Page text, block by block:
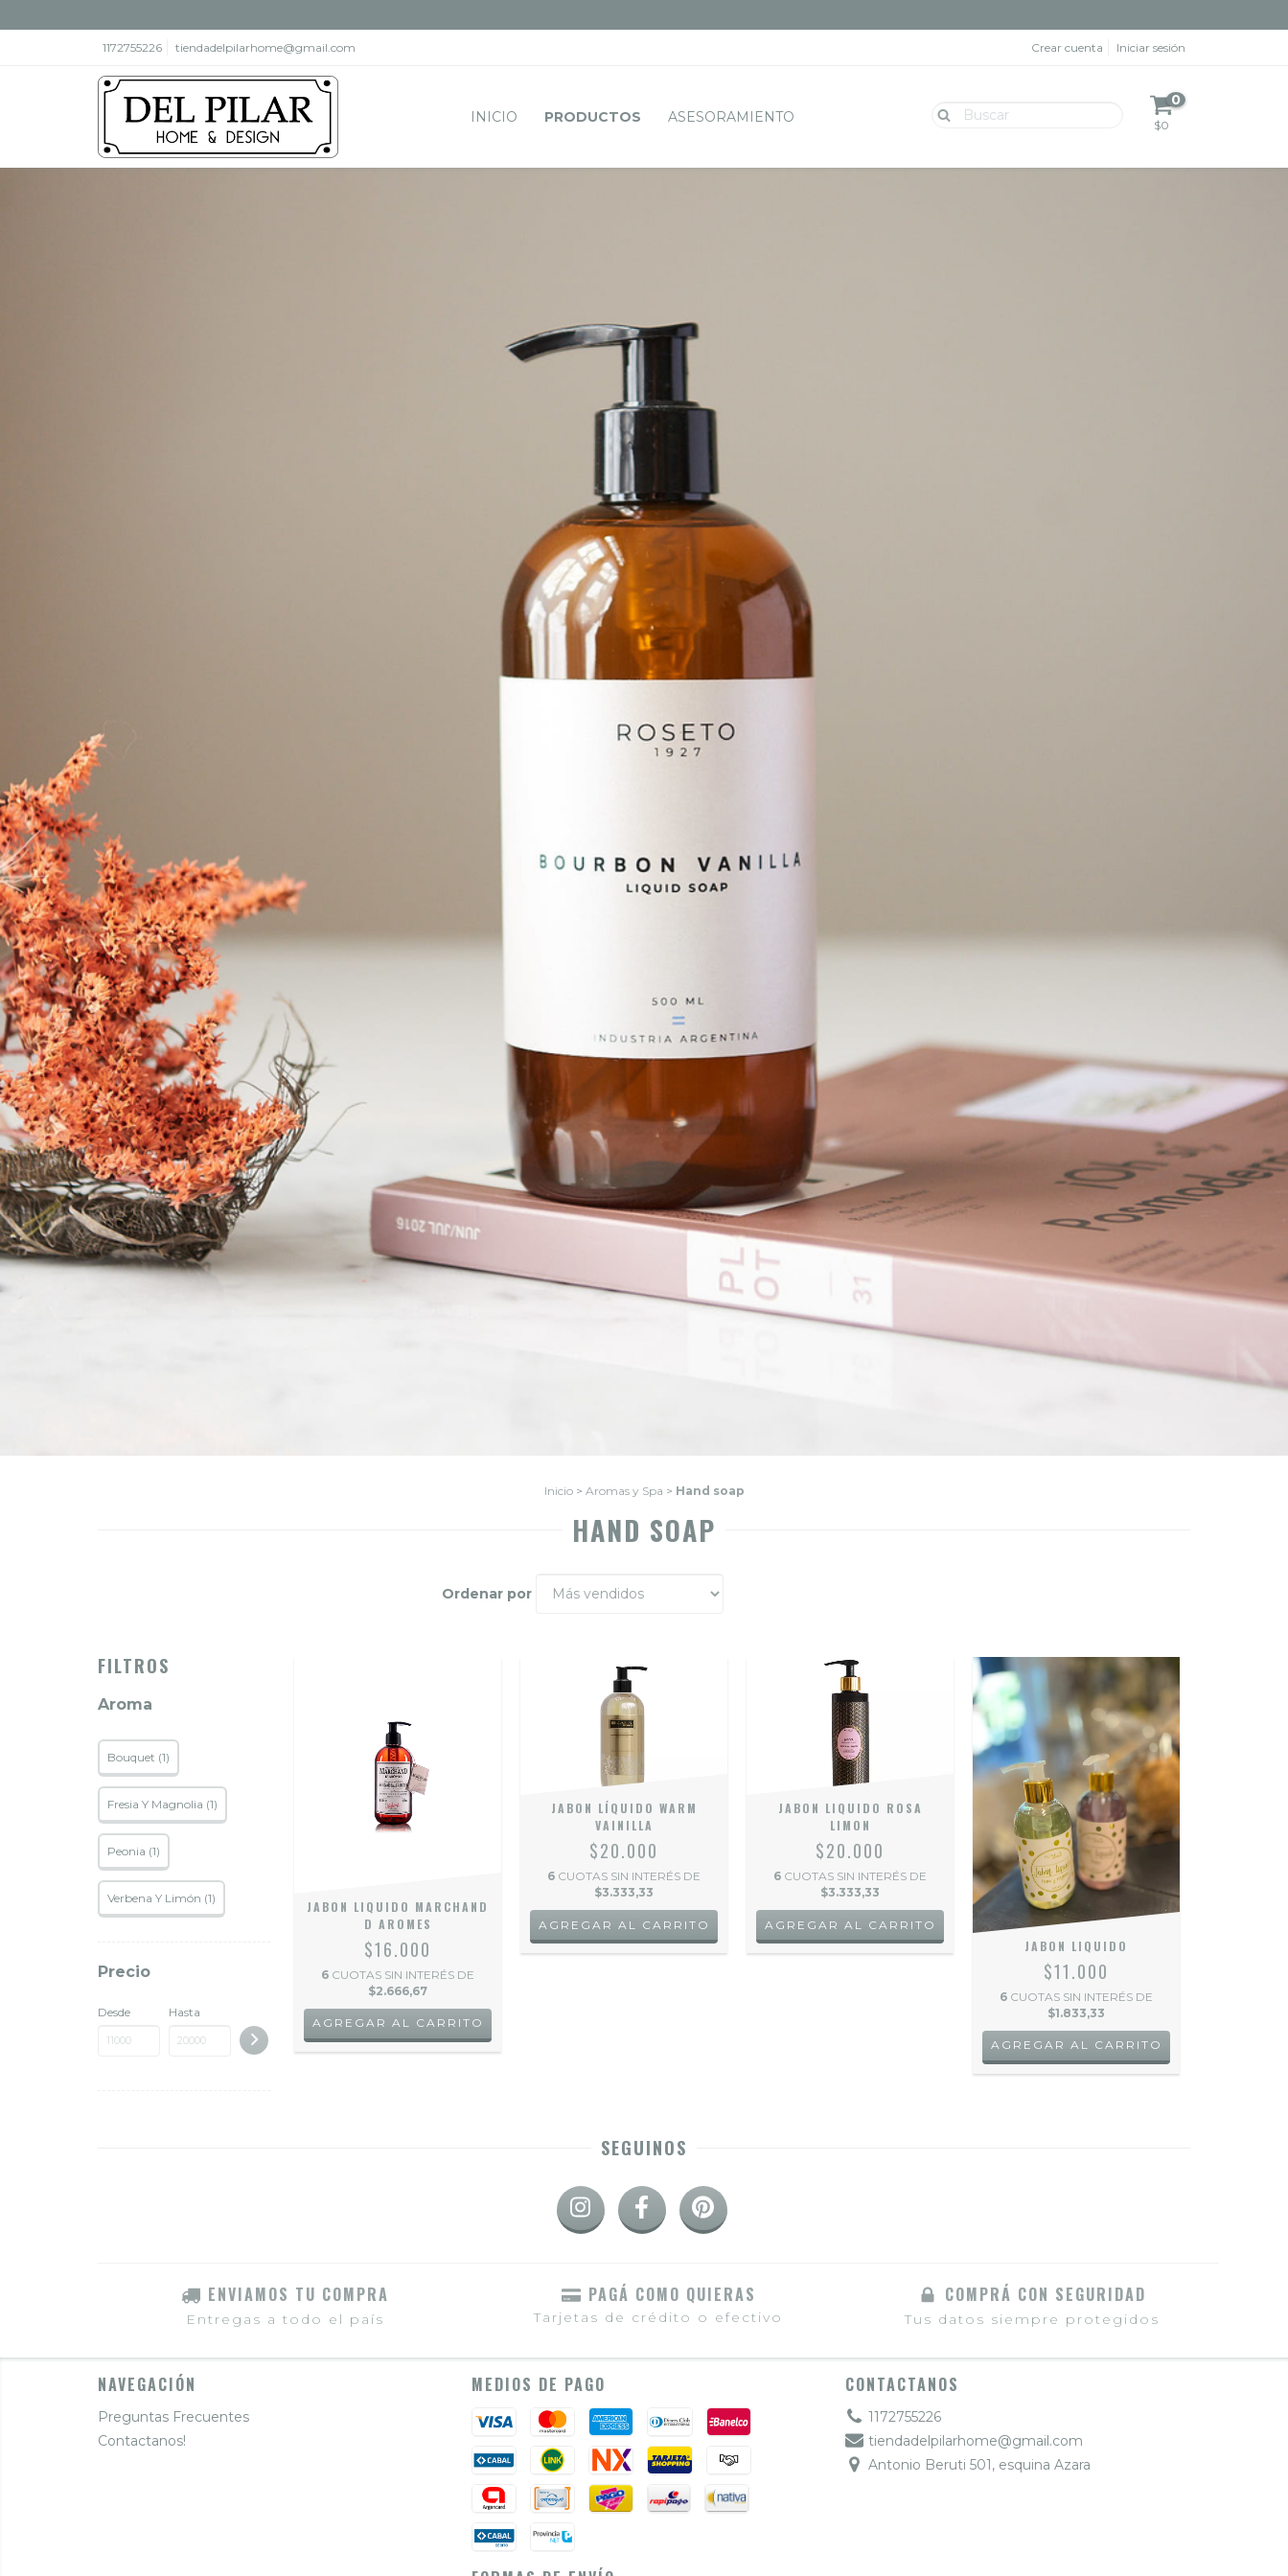
1172755226 tiendadelpilarhome@gmail.com Crear cuenta Iniciar sesión
INICIO PRODUCTOS ASESORAMIENTO
0
$0
Inicio > Aromas y Spa > Hand soap
HAND SOAP
Ordenar por
FILTROS
Aroma
Bouquet (1)
Fresia Y Magnolia (1)
Peonia (1)
Verbena Y Limón (1)
Precio
Desde Hasta
JABON LIQUIDO MARCHAND
D AROMES
$16.000
6 CUOTAS SIN INTERÉS DE
$2.666,67
AGREGAR AL CARRITO
JABON LÍQUIDO WARM
VAINILLA
$20.000
6 CUOTAS SIN INTERÉS DE
$3.333,33
JABON LIQUIDO ROSA
LIMON
$20.000
6 CUOTAS SIN INTERÉS DE
$3.333,33
JABON LIQUIDO
$11.000
6 CUOTAS SIN INTERÉS DE
$1.833,33
AGREGAR AL CARRITO
SEGUINOS
ENVIAMOS TU COMPRA
Entregas a todo el país
PAGÁ COMO QUIERAS
Tarjetas de crédito o efectivo
COMPRÁ CON SEGURIDAD
Tus datos siempre protegidos
NAVEGACIÓN
Preguntas Frecuentes
Contactanos!
MEDIOS DE PAGO CONTACTANOS
1172755226
tiendadelpilarhome@gmail.com
Antonio Beruti 501, esquina Azara